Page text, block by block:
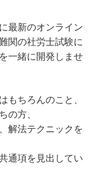
最新のオンライン
関の社労士試験に
一緒に開発しませ
もちろんのこと、
の方、
解法テクニックを
通項を見出してい